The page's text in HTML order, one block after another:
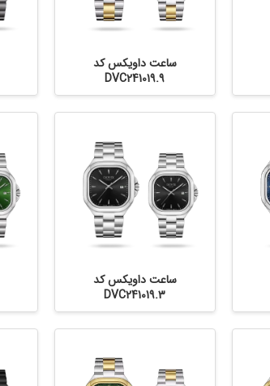
ساعت داویکس کد
DVC241019.9
ساعت داویکس کد
DVC241019.3